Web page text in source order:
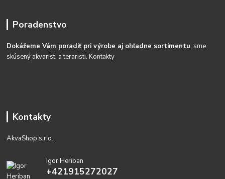
Poradenstvo
Dokážeme Vám poradiť pri výrobe aj ohľadne sortimentu, sme
skúsený akvaristi a teraristi.Kontakty
Kontakty
AkvaShop s.r.o.
Igor Heriban
+421915272027